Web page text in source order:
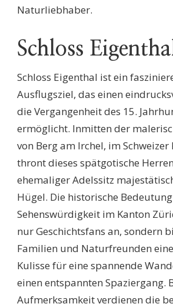
Naturliebhaber.
Schloss
Schloss Eigenthal ist ein
Ausflugsziel, das einen
die Vergangenheit des 15.
ermöglicht. Inmitten der
von Berg am Irchel, im Schweizer
thront dieses spätgotische
ehemaliger Adelssitz
Hügel. Die historische
Sehenswürdigkeit im Kanton
nur Geschichtsfans an, sondern
Familien und Naturfreunden
Kulisse für eine spannende
einen entspannten Spaziergang.
Aufmerksamkeit verdienen die